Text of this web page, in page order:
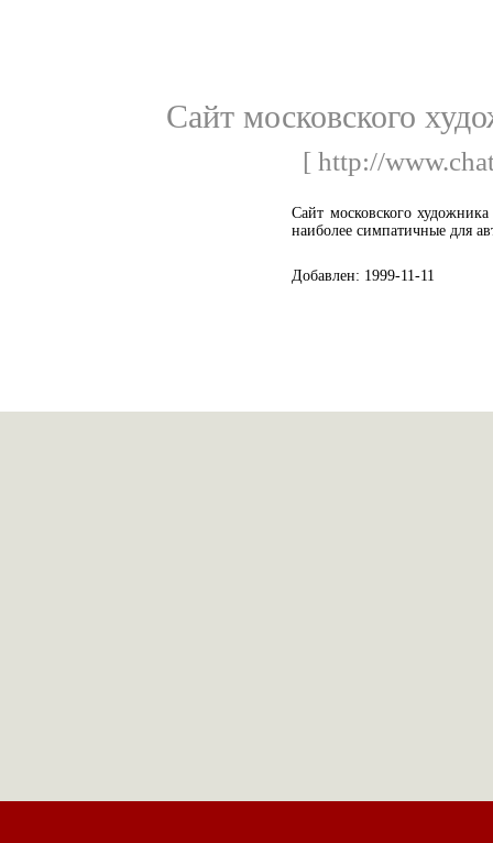
Сайт московского
[ http://
Сайт московского
наиболее симпатичные для
Добавлен: 1999-11-11